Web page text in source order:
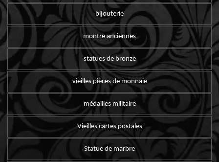
bijouterie
montre anciennes
statues de bronze
vieilles pièces de monnaie
médailles militaire
Vieilles cartes postales
Statue de marbre